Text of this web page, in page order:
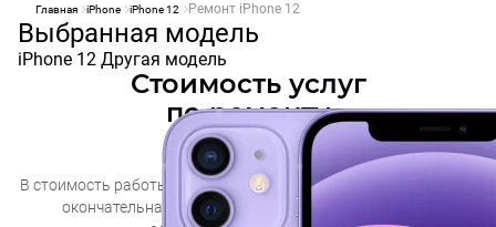
Главная iPhone iPhone 12 Ремонт iPhone 12
Выбранная модель
iPhone 12 Другая модель
Стоимость услуг
по ремонту
iPhone 12
В стоимость работы включена запчасть и работа мастера. Это
окончательная
цена. Диагностика в нашем сервисе